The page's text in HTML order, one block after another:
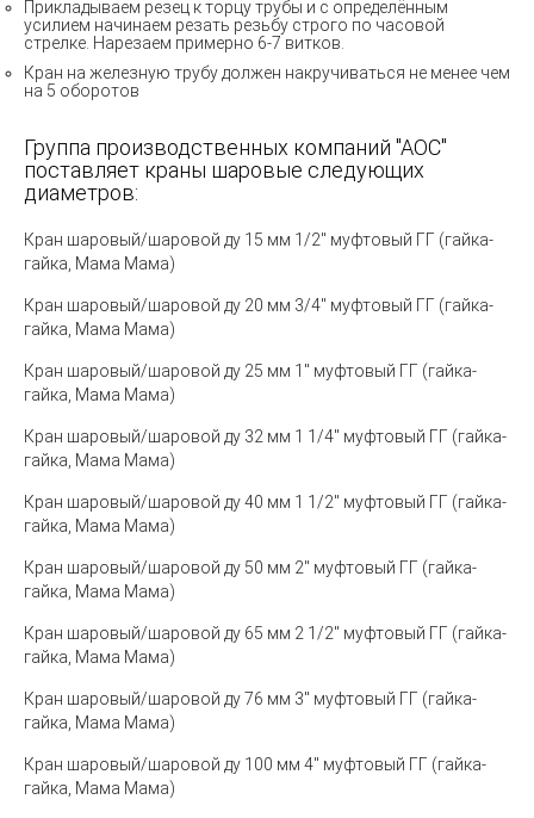
Прикладываем резец к торцу трубы и с определённым
усилием начинаем резать резьбу строго по часовой
стрелке. Нарезаем примерно 6-7 витков.
Кран на железную трубу должен накручиваться не менее чем
на 5 оборотов
Группа производственных компаний "АОС"
поставляет краны шаровые следующих
диаметров:
Кран шаровый/шаровой ду 15 мм 1/2" муфтовый ГГ (гайка-
гайка Мама Мама)
Кран шаровый/шаровой ду 20 мм 3/4" муфтовый ГГ (гайка-
гайка, Мама Мама)
Кран шаровый/шаровой ду 25 мм 1" муфтовый ГГ (гайка-
гайка, Мама Мама)
Кран шаровый/шаровой ду 32 мм 1 1/4" муфтовый ГГ (гайка-
гайка, Мама Мама)
Кран шаровый/шаровой ду 40 мм 1 1/2" муфтовый ГГ (гайка-
гайка, Мама Мама)
Кран шаровый/шаровой ду 50 мм 2" муфтовый ГГ (гайка-
гайка, Мама Мама)
Кран шаровый/шаровой ду 65 мм 2 1/2" муфтовый ГГ (гайка-
гайка, Мама Мама)
Кран шаровый/шаровой ду 76 мм 3" муфтовый ГГ (гайка-
гайка, Мама Мама)
Кран шаровый/шаровой ду 100 мм 4" муфтовый ГГ (гайка-
гайка, Мама Мама)